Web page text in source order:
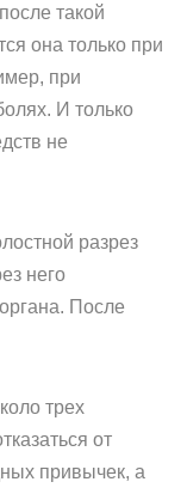
такой
она только при
при
И только
не
разрез
него
После
трех
от
привычек, а